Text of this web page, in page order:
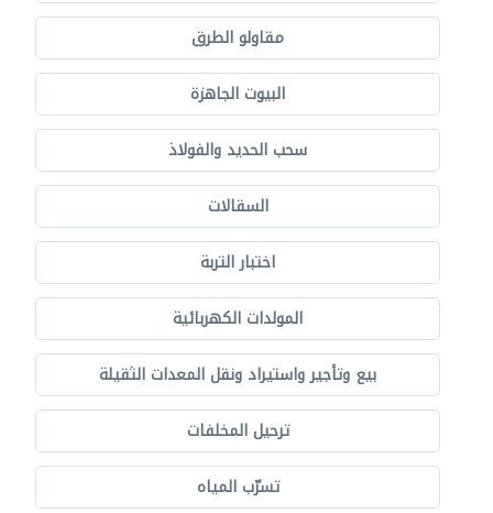
مقاولو الطرق
البيوت الجاهزة
سحب الحديد والفولاذ
السقالات
اختبار التربة
المولدات الكهربائية
بيع وتأجير واستيراد ونقل المعدات الثقيلة
ترحيل المخلفات
تسرّب المياه